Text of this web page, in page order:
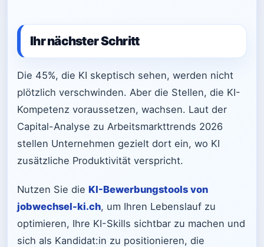
Ihr nächster Schritt
Die 45%, die KI skeptisch sehen, werden nicht
plötzlich verschwinden. Aber die Stellen, die KI-
Kompetenz voraussetzen, wachsen. Laut der
Capital-Analyse zu Arbeitsmarkttrends 2026
stellen Unternehmen gezielt dort ein, wo KI
zusätzliche Produktivität verspricht.
Nutzen Sie die KI-Bewerbungstools von
jobwechsel-ki.ch, um Ihren Lebenslauf zu
optimieren, Ihre KI-Skills sichtbar zu machen und
sich als Kandidat:in zu positionieren, die